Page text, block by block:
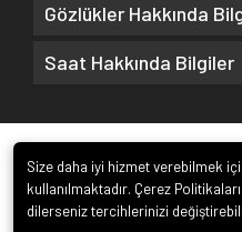
Gözlükler Hakkında
Saat Hakkında Bilgiler
Size daha iyi hizmet verebilmek
kullanılmaktadır. Çerez
dilerseniz tercihlerinizi